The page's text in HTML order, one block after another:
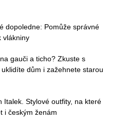
dopoledne: Pomůže správné
vlákniny
gauči a ticho? Zkuste s
dům i zažehnete starou
Italek. Stylové outfity, na které
i českým ženám